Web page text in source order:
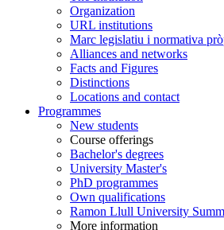
Organization
URL institutions
Marc legislatiu i normativa
Alliances and networks
Facts and Figures
Distinctions
Locations and contact
Programmes
New students
Course offerings
Bachelor's degrees
University Master's
PhD programmes
Own qualifications
Ramon Llull University
More information